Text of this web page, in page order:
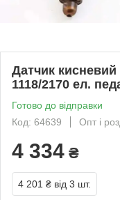
Датчик
1118/2170 ел.
Готово до відправки
Код: 64639
Опт і
4 334 ₴
4 201 ₴ від 3 шт.